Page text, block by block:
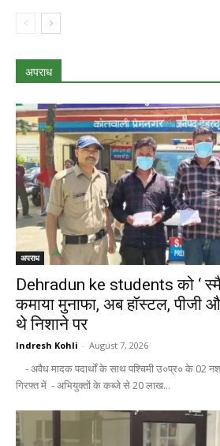
अपराध
अपराध
Dehradun ke students को ‘
कमाया मुनाफा, अब हॉस्टल, पीजी
थे निशाने पर
Indresh Kohli - August 7, 2026
- अवैध मादक पदार्थों के साथ पश्चिमी उ०प्र० के 02
गिरफ्त में - अभियुक्तों के कब्जे से 20 लाख...